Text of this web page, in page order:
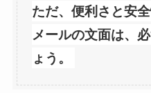
ただ、便利さと安
メールの文面は、
ょう。